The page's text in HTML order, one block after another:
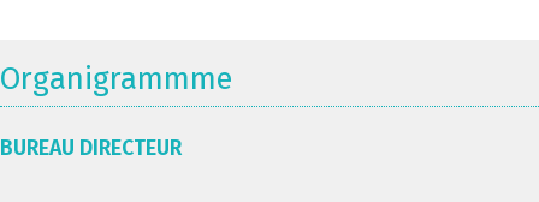
Organigrammme
BUREAU DIRECTEUR